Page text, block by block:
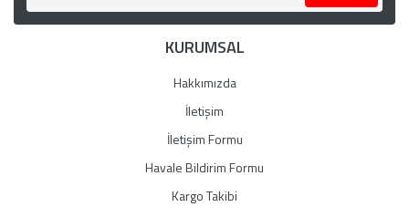
KURUMSAL
Hakkımızda
İletişim
İletişim Formu
Havale Bildirim Formu
Kargo Takibi